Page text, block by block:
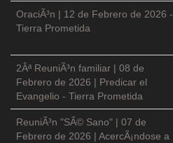
OraciÃ³n | 12 de Febrero de 2026 -
Tierra Prometida
2Âª ReuniÃ³n familiar | 08 de
Febrero de 2026 | Predicar el
Evangelio - Tierra Prometida
ReuniÃ³n "SÃ© Sano" | 07 de
Febrero de 2026 | AcercÃ¡ndose a